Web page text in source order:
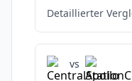
Detaillierter
vs